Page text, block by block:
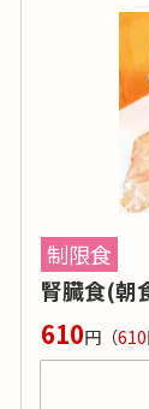
タンパク質 :
価格はおかず
制限食
腎臓食(朝
610円 （610
たんぱく